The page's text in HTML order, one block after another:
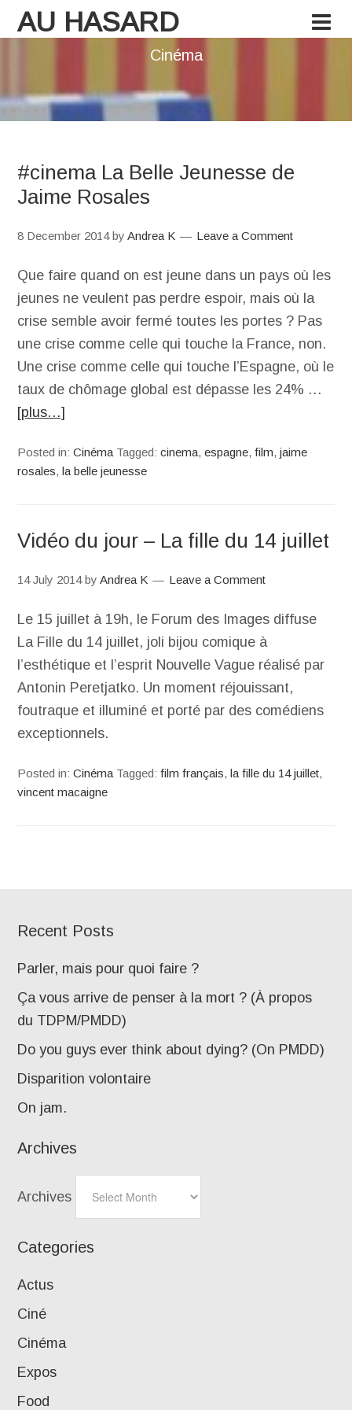
AU HASARD
Cinéma
#cinema La Belle Jeunesse de
Jaime Rosales
8 December 2014 byAndrea K Leave a Comment
Que faire quand on est jeune dans un pays où les
jeunes ne veulent pas perdre espoir, mais où la
crise semble avoir fermé toutes les portes ? Pas
une crise comme celle qui touche la France, non.
Une crise comme celle qui touche l’Espagne, où le
taux de chômage global est dépasse les 24% …
[plus…]
Posted in:Cinéma Tagged:cinema,espagne,film,jaime
rosales,la belle jeunesse
Vidéo du jour – La fille du 14 juillet
14 July 2014 byAndrea K Leave a Comment
Le 15 juillet à 19h, le Forum des Images diffuse
La Fille du 14 juillet, joli bijou comique à
l’esthétique et l’esprit Nouvelle Vague réalisé par
Antonin Peretjatko. Un moment réjouissant,
foutraque et illuminé et porté par des comédiens
exceptionnels.
Posted in:Cinéma Tagged:film français,la fille du 14 juillet,
vincent macaigne
Recent Posts
Parler, mais pour quoi faire ?
Ça vous arrive de penser à la mort ? (À propos
du TDPM/PMDD)
Do you guys ever think about dying? (On PMDD)
Disparition volontaire
On jam.
Archives
Archives
Categories
Actus
Ciné
Cinéma
Expos
Food